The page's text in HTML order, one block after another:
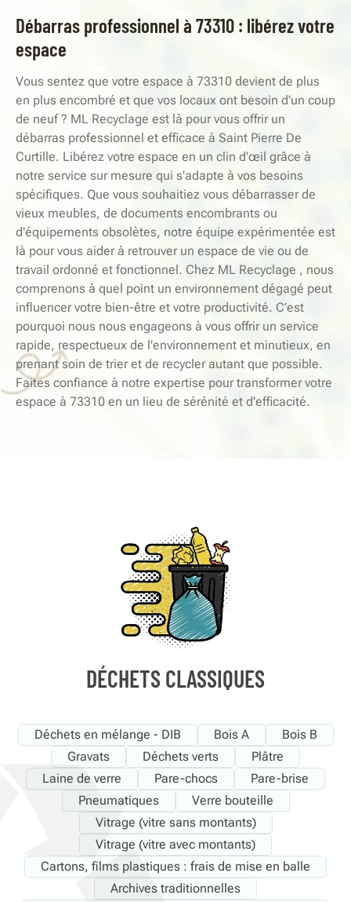
Débarras professionnel à 73310 : libérez votre
espace
Vous sentez que votre espace à 73310 devient de plus
en plus encombré et que vos locaux ont besoin d'un coup
de neuf ? ML Recyclage est là pour vous offrir un
débarras professionnel et efficace à Saint Pierre De
Curtille. Libérez votre espace en un clin d'œil grâce à
notre service sur mesure qui s'adapte à vos besoins
spécifiques. Que vous souhaitiez vous débarrasser de
vieux meubles, de documents encombrants ou
d'équipements obsolètes, notre équipe expérimentée est
là pour vous aider à retrouver un espace de vie ou de
travail ordonné et fonctionnel. Chez ML Recyclage , nous
comprenons à quel point un environnement dégagé peut
influencer votre bien-être et votre productivité. C’est
pourquoi nous nous engageons à vous offrir un service
rapide, respectueux de l'environnement et minutieux, en
prenant soin de trier et de recycler autant que possible.
Faites confiance à notre expertise pour transformer votre
espace à 73310 en un lieu de sérénité et d'efficacité.
DÉCHETS CLASSIQUES
Déchets en mélange - DIB Bois A
Bois B
Gravats
Déchets verts
Plâtre
Laine de verre
Pare-chocs
Pare-brise
Pneumatiques
Verre bouteille
Vitrage (vitre sans montants)
Vitrage (vitre avec montants)
Cartons, films plastiques : frais de mise en balle
Archives traditionnelles